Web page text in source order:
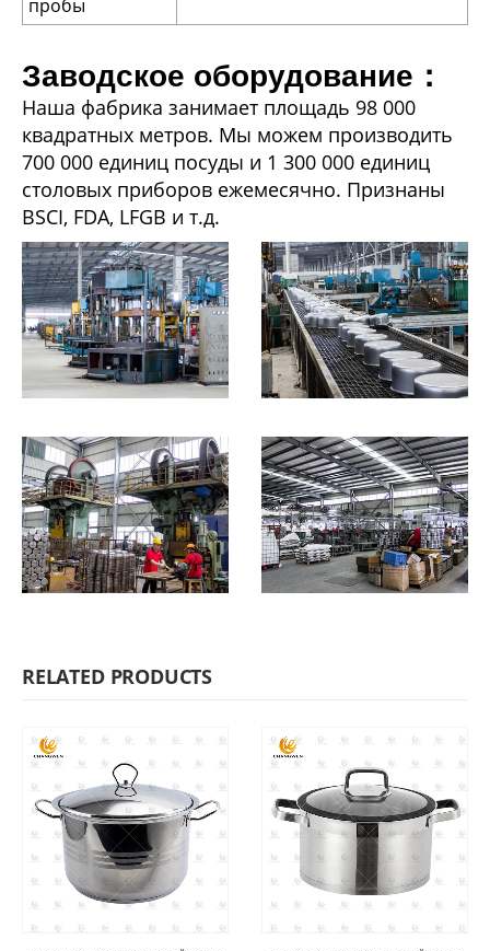
пробы
Заводское оборудование：
Наша фабрика занимает площадь 98 000
квадратных метров. Мы можем производить
700 000 единиц посуды и 1 300 000 единиц
столовых приборов ежемесячно. Признаны
BSCI, FDA, LFGB и т.д.
RELATED PRODUCTS